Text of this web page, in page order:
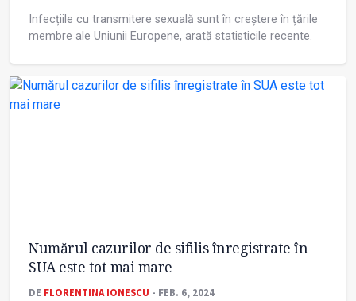
Infecțiile cu transmitere sexuală sunt în creștere în țările
membre ale Uniunii Europene, arată statisticile recente.
Numărul cazurilor de sifilis înregistrate în
SUA este tot mai mare
DE FLORENTINA IONESCU - FEB. 6, 2024